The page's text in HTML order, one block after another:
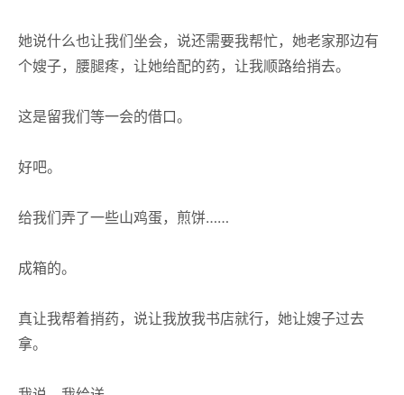
她说什么也让我们坐会，说还需要我帮忙，她老家那边有
个嫂子，腰腿疼，让她给配的药，让我顺路给捎去。
这是留我们等一会的借口。
好吧。
给我们弄了一些山鸡蛋，煎饼……
成箱的。
真让我帮着捎药，说让我放我书店就行，她让嫂子过去
拿。